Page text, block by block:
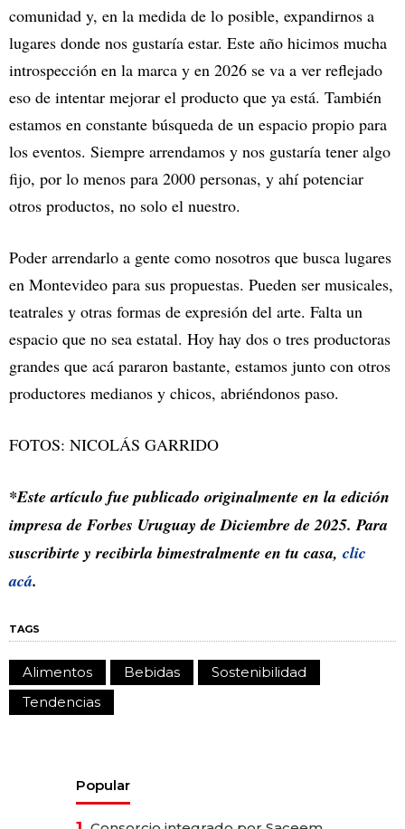
comunidad y, en la medida de lo posible, expandirnos a
lugares donde nos gustaría estar. Este año hicimos mucha
introspección en la marca y en 2026 se va a ver reflejado
eso de intentar mejorar el producto que ya está. También
estamos en constante búsqueda de un espacio propio para
los eventos. Siempre arrendamos y nos gustaría tener algo
fijo, por lo menos para 2000 personas, y ahí potenciar
otros productos, no solo el nuestro.
Poder arrendarlo a gente como nosotros que busca lugares
en Montevideo para sus propuestas. Pueden ser musicales,
teatrales y otras formas de expresión del arte. Falta un
espacio que no sea estatal. Hoy hay dos o tres productoras
grandes que acá pararon bastante, estamos junto con otros
productores medianos y chicos, abriéndonos paso.
FOTOS: NICOLÁS GARRIDO
*Este artículo fue publicado originalmente en la edición
impresa de Forbes Uruguay de Diciembre de 2025. Para
suscribirte y recibirla bimestralmente en tu casa, clic
acá.
TAGS
Alimentos Bebidas
Sostenibilidad
Tendencias
Popular